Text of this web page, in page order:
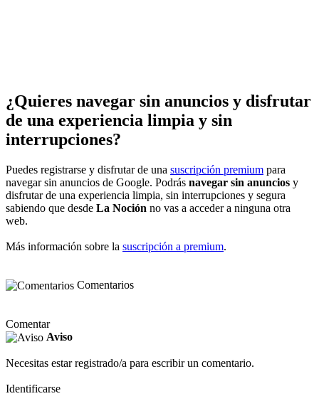
¿Quieres navegar sin anuncios y disfrutar
de una experiencia limpia y sin
interrupciones?
Puedes registrarse y disfrutar de una suscripción premium para
navegar sin anuncios de Google. Podrás navegar sin anuncios y
disfrutar de una experiencia limpia, sin interrupciones y segura
sabiendo que desde La Noción no vas a acceder a ninguna otra
web.
Más información sobre la suscripción a premium.
Comentarios
Comentar
Aviso
Necesitas estar registrado/a para escribir un comentario.
Identificarse